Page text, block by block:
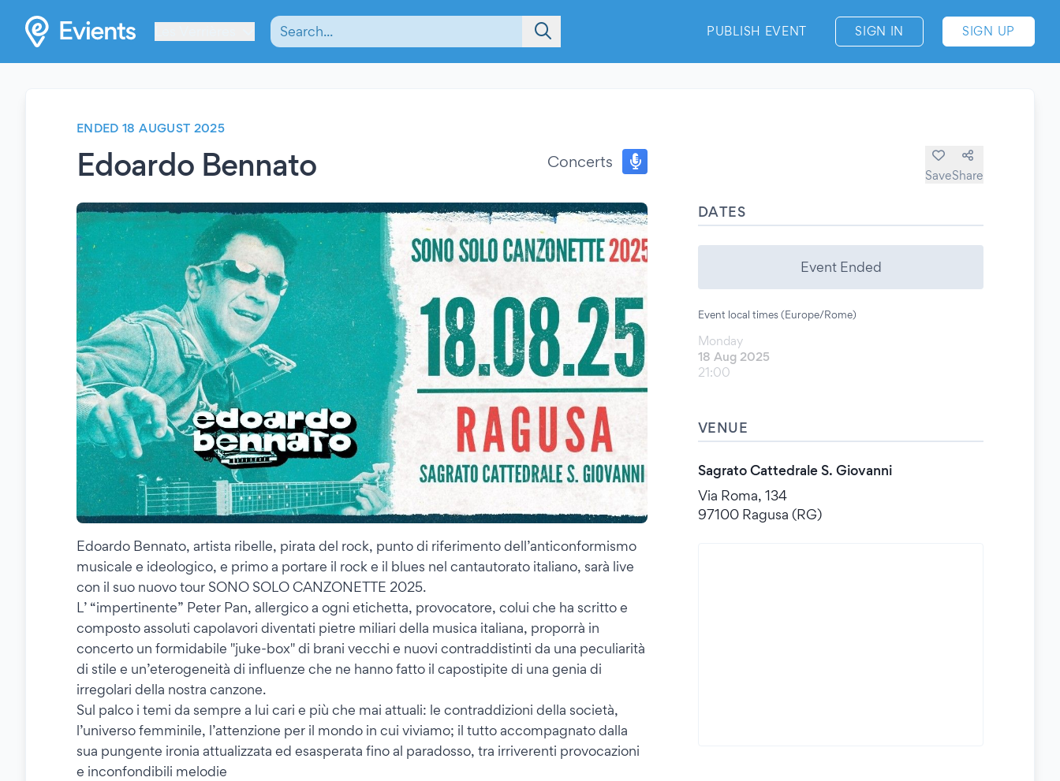
PUBLISH EVENT SIGN IN SIGN UP
ENDED 18 AUGUST 2025
Edoardo Bennato Concerts
SaveShare
Edoardo Bennato, artista ribelle, pirata del rock, punto di riferimento dell’anticonformismo
musicale e ideologico, e primo a portare il rock e il blues nel cantautorato italiano, sarà live
con il suo nuovo tour SONO SOLO CANZONETTE 2025.
L’ “impertinente” Peter Pan, allergico a ogni etichetta, provocatore, colui che ha scritto e
composto assoluti capolavori diventati pietre miliari della musica italiana, proporrà in
concerto un formidabile "juke-box" di brani vecchi e nuovi contraddistinti da una peculiarità
di stile e un’eterogeneità di influenze che ne hanno fatto il capostipite di una genia di
irregolari della nostra canzone.
Sul palco i temi da sempre a lui cari e più che mai attuali: le contraddizioni della società,
l’universo femminile, l’attenzione per il mondo in cui viviamo; il tutto accompagnato dalla
sua pungente ironia attualizzata ed esasperata fino al paradosso, tra irriverenti provocazioni
e inconfondibili melodie
DATES
Event Ended
Event local times (Europe/Rome)
Monday
18 Aug 2025
21:00
VENUE
Sagrato Cattedrale S. Giovanni
Via Roma, 134
97100 Ragusa (RG)